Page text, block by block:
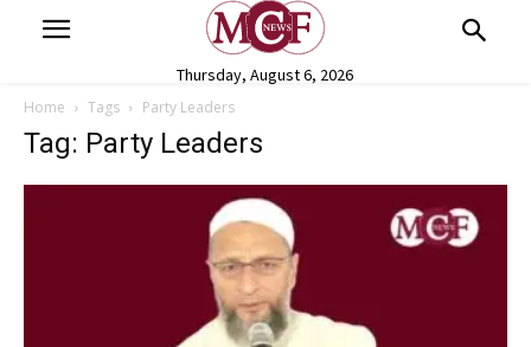
Thursday, August 6, 2026
Home Tags Party Leaders
Tag: Party Leaders